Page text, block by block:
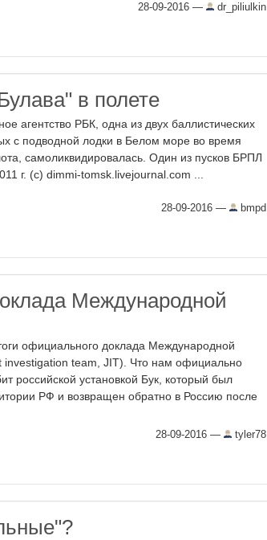
28-09-2016 — dr_piliulkin
в полете
агентство РБК, одна из двух баллистических
с подводной лодки в Белом море во время
самоликвидировалась. Один из пусков БРПЛ
г. (с) dimmi-tomsk.livejournal.com ...
28-09-2016 — bmpd
Международной
официального доклада Международной
investigation team, JIT). Что нам официально
российской установкой Бук, который был
РФ и возвращен обратно в Россию после
28-09-2016 — tyler78